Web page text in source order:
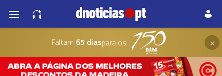
Faltam 65 diaspara os ×